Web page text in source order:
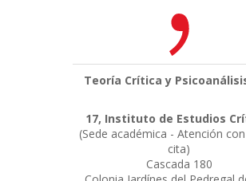
Teoría Crítica y
17, Instituto de Estudios
(Sede académica - Atención
cita)
Cascada 180